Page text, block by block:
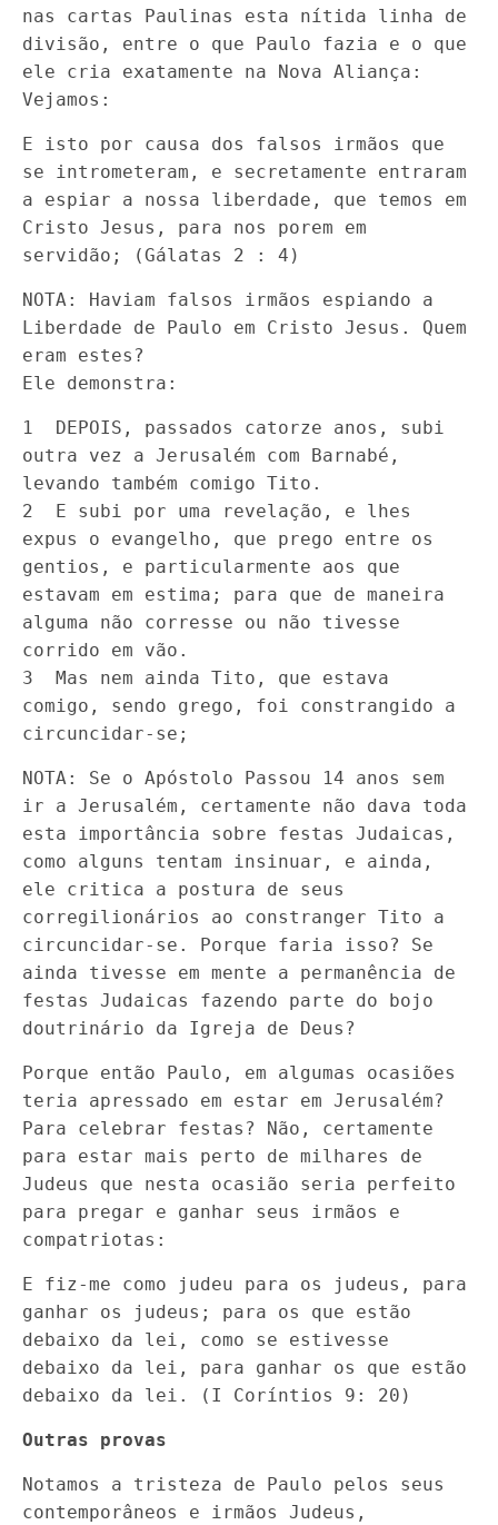
nas cartas Paulinas esta nítida linha de
divisão, entre o que Paulo fazia e o que
ele cria exatamente na Nova Aliança:
Vejamos:
E isto por causa dos falsos irmãos que
se intrometeram, e secretamente entraram
a espiar a nossa liberdade, que temos em
Cristo Jesus, para nos porem em
servidão; (Gálatas 2 : 4)
NOTA: Haviam falsos irmãos espiando a
Liberdade de Paulo em Cristo Jesus. Quem
eram estes?
Ele demonstra:
1 DEPOIS, passados catorze anos, subi
outra vez a Jerusalém com Barnabé,
levando também comigo Tito.
2 E subi por uma revelação, e lhes
expus o evangelho, que prego entre os
gentios, e particularmente aos que
estavam em estima; para que de maneira
alguma não corresse ou não tivesse
corrido em vão.
3 Mas nem ainda Tito, que estava
comigo, sendo grego, foi constrangido a
circuncidar-se;
NOTA: Se o Apóstolo Passou 14 anos sem
ir a Jerusalém, certamente não dava toda
esta importância sobre festas Judaicas,
como alguns tentam insinuar, e ainda,
ele critica a postura de seus
corregilionários ao constranger Tito a
circuncidar-se. Porque faria isso? Se
ainda tivesse em mente a permanência de
festas Judaicas fazendo parte do bojo
doutrinário da Igreja de Deus?
Porque então Paulo, em algumas ocasiões
teria apressado em estar em Jerusalém?
Para celebrar festas? Não, certamente
para estar mais perto de milhares de
Judeus que nesta ocasião seria perfeito
para pregar e ganhar seus irmãos e
compatriotas:
E fiz-me como judeu para os judeus, para
ganhar os judeus; para os que estão
debaixo da lei, como se estivesse
debaixo da lei, para ganhar os que estão
debaixo da lei. (I Coríntios 9: 20)
Outras provas
Notamos a tristeza de Paulo pelos seus
contemporâneos e irmãos Judeus,